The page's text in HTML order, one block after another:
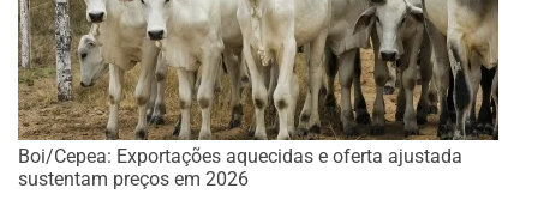
Boi/Cepea: Exportações aquecidas e oferta ajustada
sustentam preços em 2026